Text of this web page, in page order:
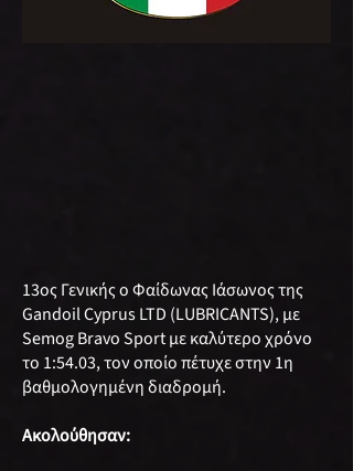
13ος Γενικής ο Φαίδωνας Ιάσωνος της
Gandoil Cyprus LTD (LUBRICANTS), με
Semog Bravo Sport με καλύτερο χρόνο
το 1:54.03, τον οποίο πέτυχε στην 1η
βαθμολογημένη διαδρομή.
Ακολούθησαν: